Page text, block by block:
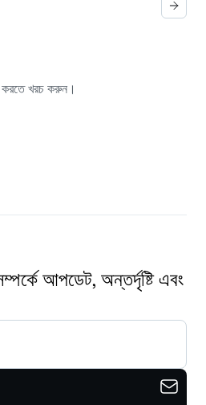
করতে খরচ করুন।
আপডেট, অন্তর্দৃষ্টি এবং